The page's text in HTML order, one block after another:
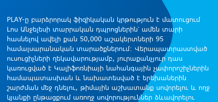
PLAY-ը բարձրորակ ֆիզիկական կրթություն է մատուցում
Լոս Անջելեսի տարրական դպրոցներին՝ ամեն տարի
հասնելով ավելի քան 50,000 աշակերտների 95
համալսարանական տարածքներում: Վերապատրաստված
ուսուցիչների ղեկավարությամբ, յուրաքանչյուր դաս
կառուցված է Կալիֆոռնիայի նահանգային չափորոշիչներին
համապատասխան և նախատեսված է երեխաներին
շարժման մեջ դնելու, թիմային աշխատանք սովորելու և ողջ
կյանքի ընթացքում առողջ սովորություններ ձևավորելու